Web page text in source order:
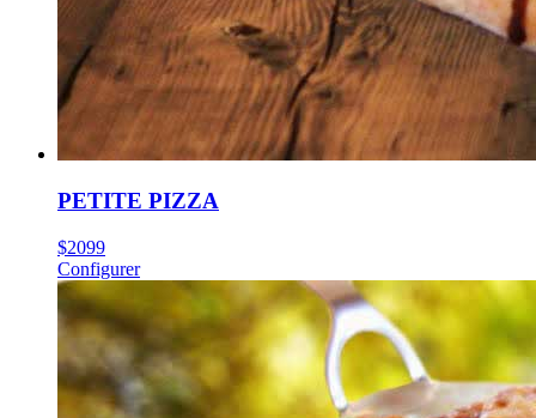
PETITE PIZZA
$2099
Configurer